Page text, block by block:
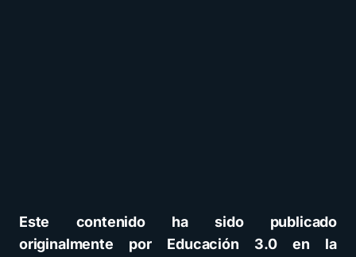
Este contenido ha sido publicado
originalmente por Educación 3.0 en la